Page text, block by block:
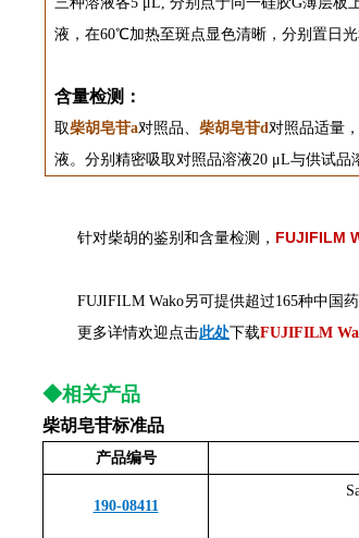
液，在60℃加热至斑点显色清晰，分别置日光
含量检测：
取柴胡皂苷a对照品、 柴胡皂苷d 对照品适量
液。分别精密吸取对照品溶液20 μL与供试品
针对柴胡的鉴别和含量检测， FUJIFILM
FUJIFILM Wako另可提供超过165种中国
更多详情欢迎点击此处下载FUJIFILM
◆相关产品
柴胡皂苷标准品
产品编号
190-08411